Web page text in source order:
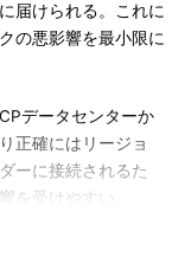
届けられる。これに
の悪影響を最小限に
データセンターか
正確にはリージョ
ーに接続されるた
を受けやすい。